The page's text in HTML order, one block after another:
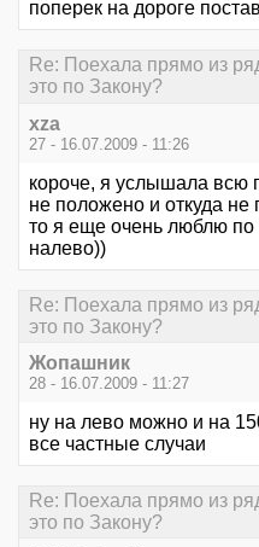
поперек на дороге
Re: Поехала прямо из
это по Закону?
xza
27 - 16.07.2009 - 11:26
короче, я услышала всю
не положено и откуда
то я еще очень люблю по
налево))
Re: Поехала прямо из
это по Закону?
Жопашник
28 - 16.07.2009 - 11:27
ну на лево можно и на
все частные случаи
Re: Поехала прямо из
это по Закону?